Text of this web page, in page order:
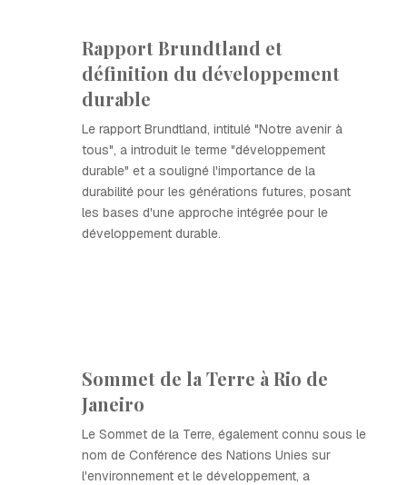
Rapport Brundtland et
définition du développement
durable
Le rapport Brundtland, intitulé "Notre avenir à
tous", a introduit le terme "développement
durable" et a souligné l'importance de la
durabilité pour les générations futures, posant
les bases d'une approche intégrée pour le
développement durable.
Sommet de la Terre à Rio de
Janeiro
Le Sommet de la Terre, également connu sous le
nom de Conférence des Nations Unies sur
l'environnement et le développement, a